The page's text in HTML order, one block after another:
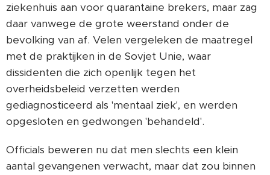
ziekenhuis aan voor quarantaine brekers, maar zag
daar vanwege de grote weerstand onder de
bevolking van af. Velen vergeleken de maatregel
met de praktijken in de Sovjet Unie, waar
dissidenten die zich openlijk tegen het
overheidsbeleid verzetten werden
gediagnosticeerd als 'mentaal ziek', en werden
opgesloten en gedwongen 'behandeld'.
Officials beweren nu dat men slechts een klein
aantal gevangenen verwacht, maar dat zou binnen